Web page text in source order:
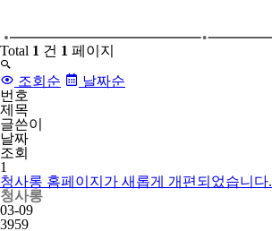
Total 1 건 1 페이지
조회순
날짜순
번호
제목
글쓴이
날짜
조회
1
청사롱 홈페이지가 새롭게 개편되었습니다.
청사롱
03-09
3959